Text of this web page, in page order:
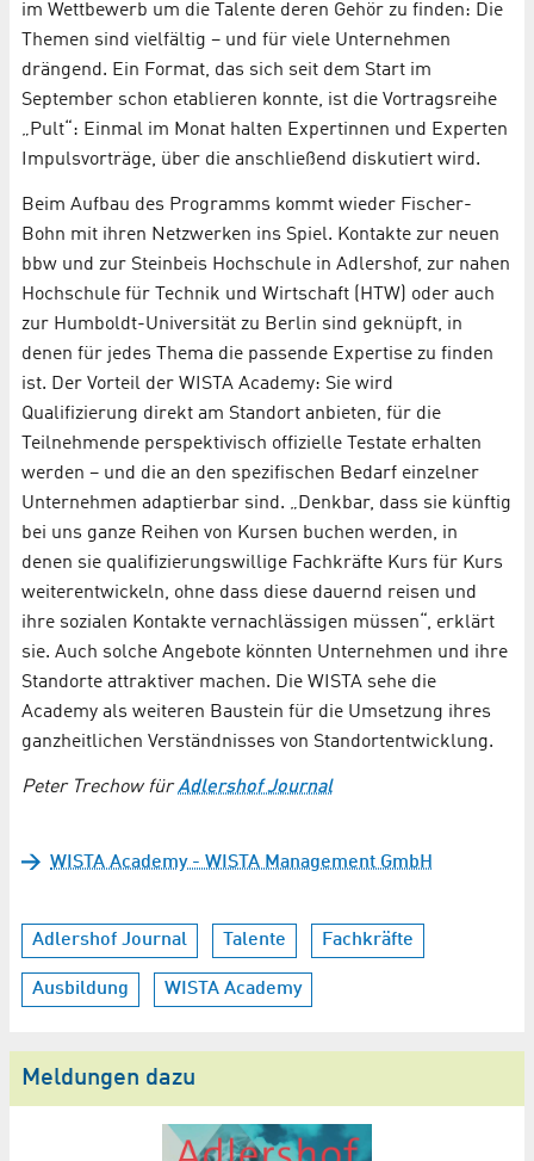
im Wettbewerb um die Talente deren Gehör zu finden: Die
Themen sind vielfältig – und für viele Unternehmen
drängend. Ein Format, das sich seit dem Start im
September schon etablieren konnte, ist die Vortragsreihe
„Pult“: Einmal im Monat halten Expertinnen und Experten
Impulsvorträge, über die anschließend diskutiert wird.
Beim Aufbau des Programms kommt wieder Fischer-
Bohn mit ihren Netzwerken ins Spiel. Kontakte zur neuen
bbw und zur Steinbeis Hochschule in Adlershof, zur nahen
Hochschule für Technik und Wirtschaft (HTW) oder auch
zur Humboldt-Universität zu Berlin sind geknüpft, in
denen für jedes Thema die passende Expertise zu finden
ist. Der Vorteil der WISTA Academy: Sie wird
Qualifizierung direkt am Standort anbieten, für die
Teilnehmende perspektivisch offizielle Testate erhalten
werden – und die an den spezifischen Bedarf einzelner
Unternehmen adaptierbar sind. „Denkbar, dass sie künftig
bei uns ganze Reihen von Kursen buchen werden, in
denen sie qualifizierungswillige Fachkräfte Kurs für Kurs
weiterentwickeln, ohne dass diese dauernd reisen und
ihre sozialen Kontakte vernachlässigen müssen“, erklärt
sie. Auch solche Angebote könnten Unternehmen und ihre
Standorte attraktiver machen. Die WISTA sehe die
Academy als weiteren Baustein für die Umsetzung ihres
ganzheitlichen Verständnisses von Standortentwicklung.
Peter Trechow fürAdlershof Journal
WISTA Academy - WISTA Management GmbH
Adlershof Journal Talente Fachkräfte
Ausbildung WISTA Academy
Meldungen dazu